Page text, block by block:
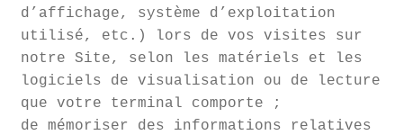
d’affichage, système d’exploitation
utilisé, etc.) lors de vos visites sur
notre Site, selon les matériels et les
logiciels de visualisation ou de lecture
que votre terminal comporte ;
de mémoriser des informations relatives